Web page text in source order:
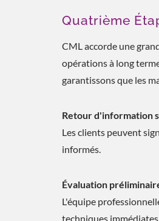
Quatrième
CML accorde une
opérations à long
garantissons que les
Retour d'information
Les clients peuvent
informés.
Évaluation
L'équipe
techniques